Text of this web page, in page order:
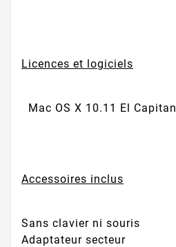
Licences et logiciels
Mac OS X 10.11 El Capitan
Accessoires inclus
Sans clavier ni souris
Adaptateur secteur